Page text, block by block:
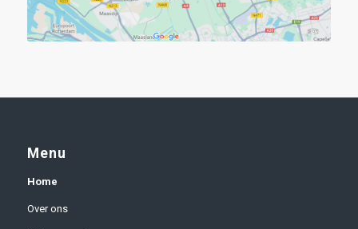
Menu
Home
Over ons